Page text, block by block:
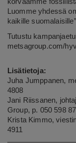
Luomme yhdessä
kaikille
Tutustu
metsagroup.com/
Lisätietoja:
Juha Jumppanen,
4808
Jani Riissanen,
Group, p. 050 598
Krista Kimmo,
4911